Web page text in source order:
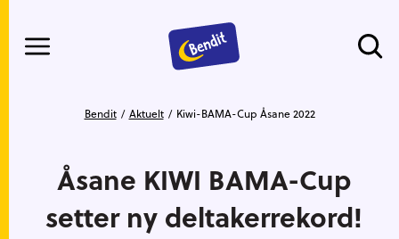
Du er her
Bendit Aktuelt Kiwi-BAMA-Cup Åsane 2022
Åsane KIWI BAMA-Cup
setter ny deltakerrekord!